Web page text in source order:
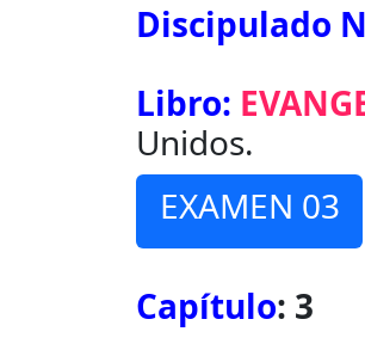
Discipulado
Libro:
Unidos.
EXAMEN 03
Capítulo: 3